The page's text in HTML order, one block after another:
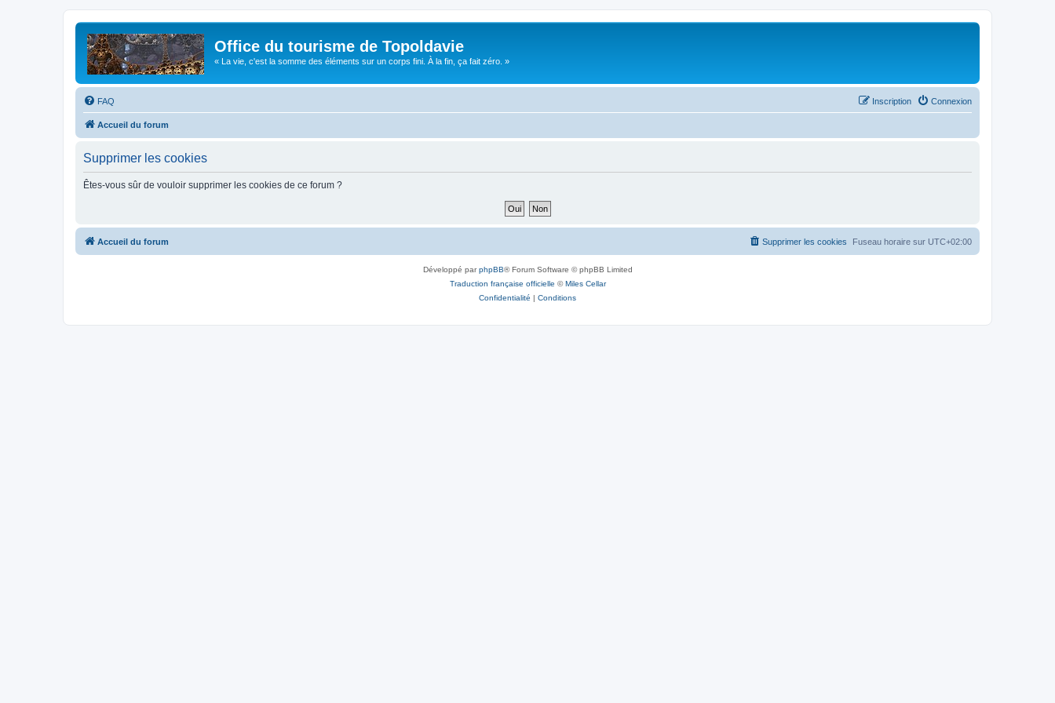
Office du tourisme de Topoldavie
« La vie, c'est la somme des éléments sur un corps fini. À la fin, ça fait zéro. »
FAQ Connexion
Inscription
Accueil du forum
Supprimer les cookies
Êtes-vous sûr de vouloir supprimer les cookies de ce forum ?
Accueil du forum Fuseau horaire sur UTC+02:00
Supprimer les cookies
Développé parphpBB® Forum Software © phpBB Limited
Traduction française officielle ©Miles Cellar
Confidentialité | Conditions